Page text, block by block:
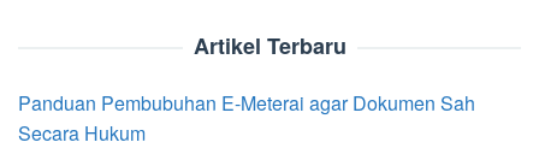
Artikel Terbaru
Panduan Pembubuhan E-Meterai agar Dokumen Sah
Secara Hukum